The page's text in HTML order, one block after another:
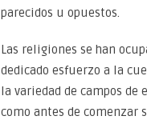
parecidos u opuestos.
Las religiones se han
dedicado esfuerzo a la
la variedad de campos
como antes de comenzar